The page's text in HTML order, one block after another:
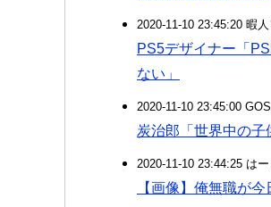
2020-11-10 23:45:20 暇
PS5デザイナー「
ない」
2020-11-10 23:45:00
炭治郎「世界中の子
2020-11-10 23:44:25 は
【画像】俺無職が